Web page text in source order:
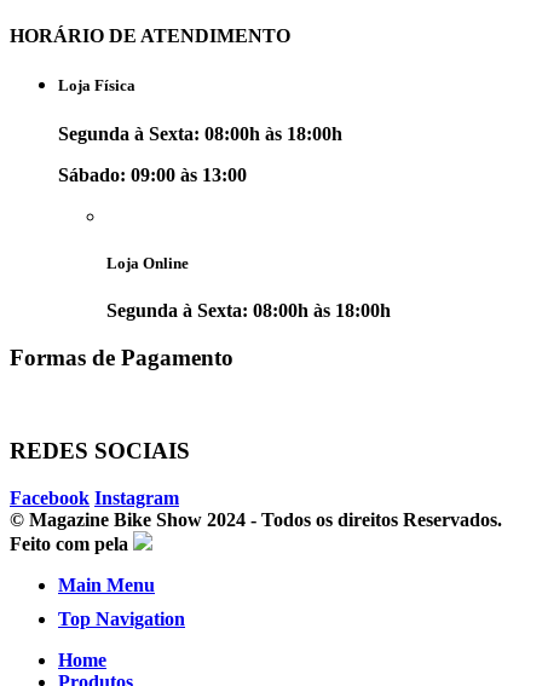
HORÁRIO DE ATENDIMENTO
Loja Física
Segunda à Sexta: 08:00h às 18:00h
Sábado: 09:00 às 13:00
Loja Online
Segunda à Sexta: 08:00h às 18:00h
Formas de Pagamento
REDES SOCIAIS
Facebook Instagram
© Magazine Bike Show 2024 - Todos os direitos Reservados.
Feito com pela
Main Menu
Top Navigation
Home
Produtos